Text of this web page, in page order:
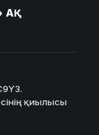
АҚ
қиылысы